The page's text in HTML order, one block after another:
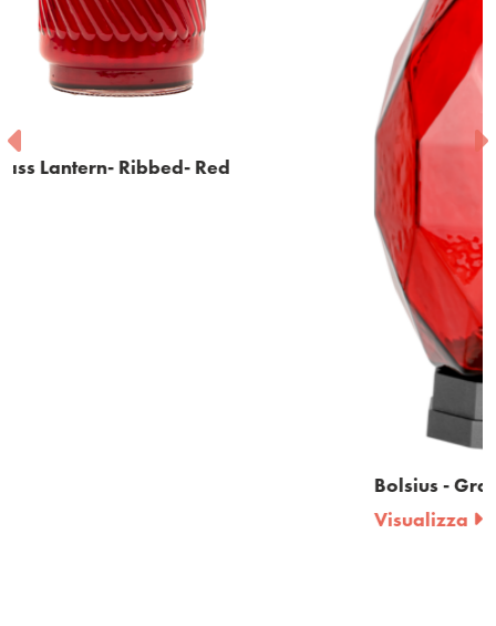
Bolsius - Grave lantern Diamond